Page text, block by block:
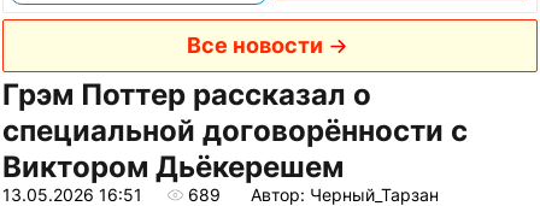
Все новости
Грэм Поттер рассказал о
специальной договорённости с
Виктором Дьёкерешем
13.05.2026 16:51 689 Автор: Черный_Тарзан